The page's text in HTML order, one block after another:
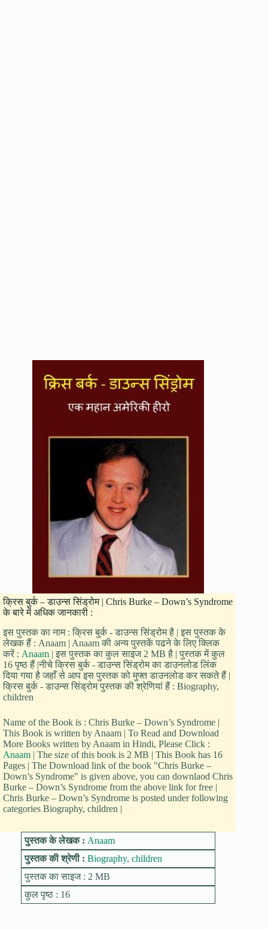
क्रिस बुर्क – डाउन्स सिंड्रोम | Chris Burke – Down’s Syndrome
के बारे में अधिक जानकारी :
इस पुस्तक का नाम : क्रिस बुर्क - डाउन्स सिंड्रोम है | इस पुस्तक के
लेखक हैं : Anaam | Anaam की अन्य पुस्तकें पढने के लिए क्लिक
करें : Anaam | इस पुस्तक का कुल साइज 2 MB है | पुस्तक में कुल
16 पृष्ठ हैं |नीचे क्रिस बुर्क - डाउन्स सिंड्रोम का डाउनलोड लिंक
दिया गया है जहाँ से आप इस पुस्तक को मुफ्त डाउनलोड कर सकते हैं |
क्रिस बुर्क - डाउन्स सिंड्रोम पुस्तक की श्रेणियां हैं : Biography,
children
Name of the Book is : Chris Burke – Down’s Syndrome |
This Book is written by Anaam | To Read and Download
More Books written by Anaam in Hindi, Please Click :
Anaam | The size of this book is 2 MB | This Book has 16
Pages | The Download link of the book "Chris Burke –
Down’s Syndrome" is given above, you can downlaod Chris
Burke – Down’s Syndrome from the above link for free |
Chris Burke – Down’s Syndrome is posted under following
categories Biography, children |
पुस्तक के लेखक : Anaam
पुस्तक की श्रेणी : Biography, children
पुस्तक का साइज : 2 MB
कुल पृष्ठ : 16